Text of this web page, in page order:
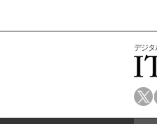
デジタ